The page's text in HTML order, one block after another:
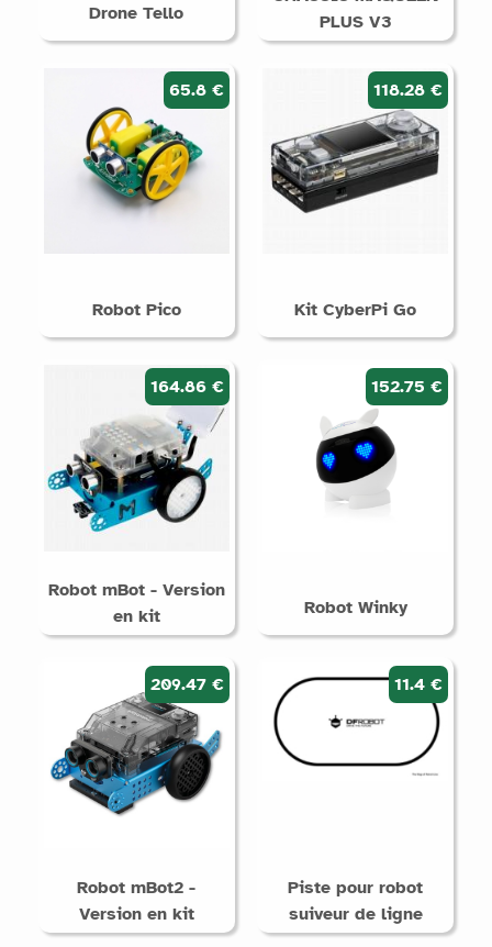
Drone Tello
PLUS V3
65.8 €
Robot Pico
118.28 €
Kit CyberPi Go
164.86 €
Robot mBot - Version
en kit
152.75 €
Robot Winky
209.47 €
Robot mBot2 -
Version en kit
11.4 €
Piste pour robot
suiveur de ligne